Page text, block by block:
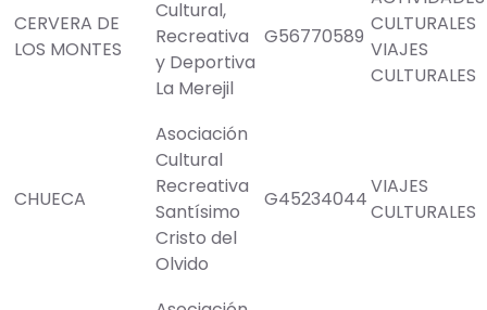
CERVERA DE
LOS MONTES
Cultural,
Recreativa
y Deportiva
La Merejil
G56770589
CULTURALES
VIAJES
CULTURALES
CHUECA
Asociación
Cultural
Recreativa
Santísimo
Cristo del
Olvido
G45234044
VIAJES
CULTURALES